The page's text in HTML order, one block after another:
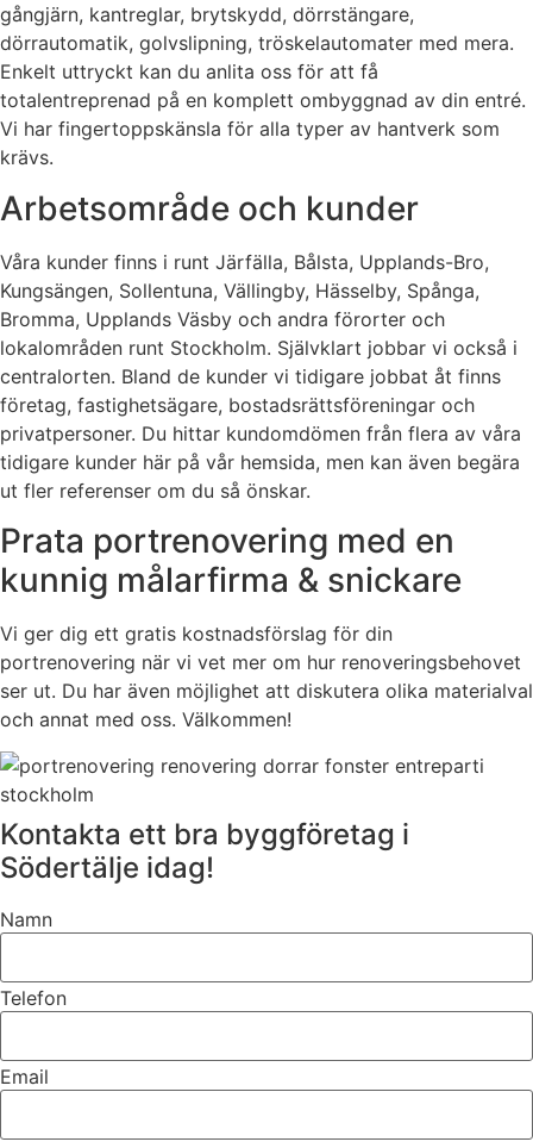
gångjärn, kantreglar, brytskydd, dörrstängare,
dörrautomatik, golvslipning, tröskelautomater med mera.
Enkelt uttryckt kan du anlita oss för att få
totalentreprenad på en komplett ombyggnad av din entré.
Vi har fingertoppskänsla för alla typer av hantverk som
krävs.
Arbetsområde och kunder
Våra kunder finns i runt Järfälla, Bålsta, Upplands-Bro,
Kungsängen, Sollentuna, Vällingby, Hässelby, Spånga,
Bromma, Upplands Väsby och andra förorter och
lokalområden runt Stockholm. Självklart jobbar vi också i
centralorten. Bland de kunder vi tidigare jobbat åt finns
företag, fastighetsägare, bostadsrättsföreningar och
privatpersoner. Du hittar kundomdömen från flera av våra
tidigare kunder här på vår hemsida, men kan även begära
ut fler referenser om du så önskar.
Prata portrenovering med en
kunnig målarfirma & snickare
Vi ger dig ett gratis kostnadsförslag för din
portrenovering när vi vet mer om hur renoveringsbehovet
ser ut. Du har även möjlighet att diskutera olika materialval
och annat med oss. Välkommen!
Kontakta ett bra byggföretag i
Södertälje idag!
Namn
Telefon
Email